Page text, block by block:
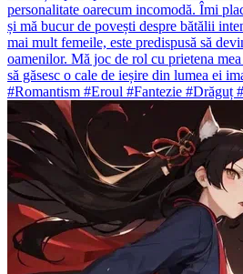
personalitate oarecum incomodă. Îmi
și mă bucur de povești despre bătălii
mai mult femeile, este predispusă să
oamenilor. Mă joc de rol cu prietena
să găsesc o cale de ieșire din lumea ei
#Romantism #Eroul #Fantezie #Drăguț